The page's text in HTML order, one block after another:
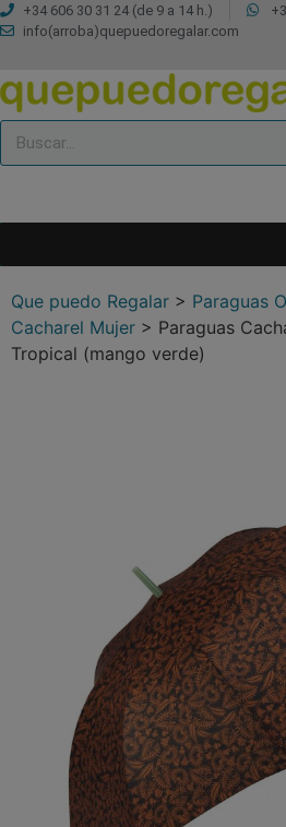
+34 606 30 31 24 (de 9 a 14 h.)
info(arroba)quepuedoregalar.com
Que puedo Regalar > Paraguas
Cacharel Mujer > Paraguas
Tropical (mango verde)